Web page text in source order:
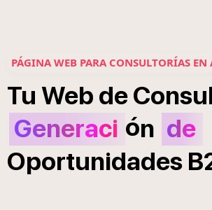
PÁGINA WEB PARA CONSULTORÍAS EN
Tu Web de
Generaci ón de
Oportunidades